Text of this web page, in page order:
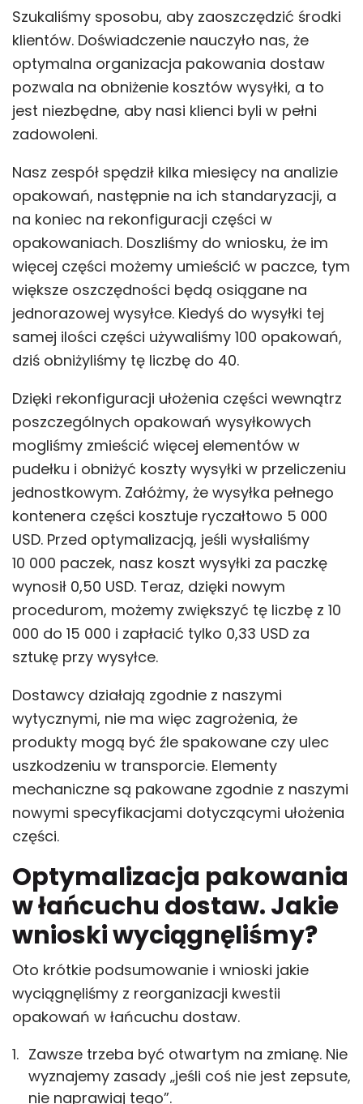
Szukaliśmy sposobu, aby zaoszczędzić środki
klientów. Doświadczenie nauczyło nas, że
optymalna organizacja pakowania dostaw
pozwala na obniżenie kosztów wysyłki, a to
jest niezbędne, aby nasi klienci byli w pełni
zadowoleni.
Nasz zespół spędził kilka miesięcy na analizie
opakowań, następnie na ich standaryzacji, a
na koniec na rekonfiguracji części w
opakowaniach. Doszliśmy do wniosku, że im
więcej części możemy umieścić w paczce, tym
większe oszczędności będą osiągane na
jednorazowej wysyłce. Kiedyś do wysyłki tej
samej ilości części używaliśmy 100 opakowań,
dziś obniżyliśmy tę liczbę do 40.
Dzięki rekonfiguracji ułożenia części wewnątrz
poszczególnych opakowań wysyłkowych
mogliśmy zmieścić więcej elementów w
pudełku i obniżyć koszty wysyłki w przeliczeniu
jednostkowym. Załóżmy, że wysyłka pełnego
kontenera części kosztuje ryczałtowo 5 000
USD. Przed optymalizacją, jeśli wysłaliśmy
10 000 paczek, nasz koszt wysyłki za paczkę
wynosił 0,50 USD. Teraz, dzięki nowym
procedurom, możemy zwiększyć tę liczbę z 10
000 do 15 000 i zapłacić tylko 0,33 USD za
sztukę przy wysyłce.
Dostawcy działają zgodnie z naszymi
wytycznymi, nie ma więc zagrożenia, że
produkty mogą być źle spakowane czy ulec
uszkodzeniu w transporcie. Elementy
mechaniczne są pakowane zgodnie z naszymi
nowymi specyfikacjami dotyczącymi ułożenia
części.
Optymalizacja pakowania
w łańcuchu dostaw. Jakie
wnioski wyciągnęliśmy?
Oto krótkie podsumowanie i wnioski jakie
wyciągnęliśmy z reorganizacji kwestii
opakowań w łańcuchu dostaw.
Zawsze trzeba być otwartym na zmianę. Nie
wyznajemy zasady „jeśli coś nie jest zepsute,
nie naprawiaj tego”.